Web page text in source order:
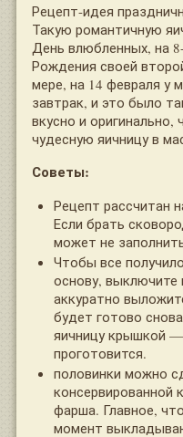
Рецепт-идея
Такую романтичную
День влюбленных, на
Рождения своей
мере, на 14 февраля у
завтрак, и это было
вкусно и оригинально,
чудесную яичницу в
Советы:
Рецепт рассчитан
Если брать
может не
Чтобы все
основу, выключите
аккуратно
будет готово
яичницу крышкой
проготовится.
половинки можно
консервированной
фарша. Главное,
момент